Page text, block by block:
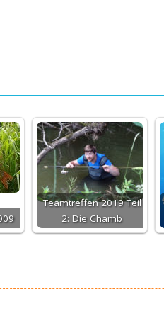
Teamtreffen 2019 Teil
2: Die Chamb